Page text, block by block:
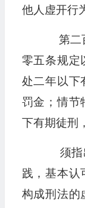
他人虚开行
第二
零五条规定
处二年以下
罚金；情节
下有期徒刑
须指
践，基本认
构成刑法的